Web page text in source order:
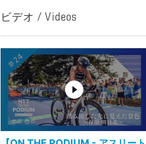
ビデオ / Videos